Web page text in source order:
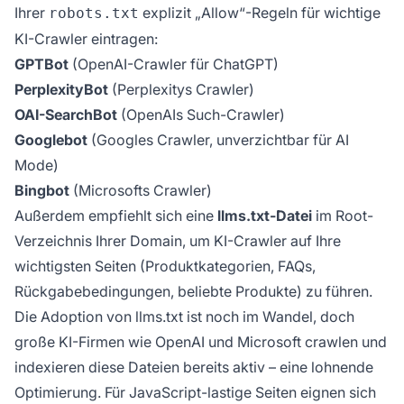
Ihrer robots.txt explizit „Allow“-Regeln für wichtige
KI-Crawler eintragen:
GPTBot (OpenAI-Crawler für ChatGPT)
PerplexityBot (Perplexitys Crawler)
OAI-SearchBot (OpenAIs Such-Crawler)
Googlebot (Googles Crawler, unverzichtbar für AI
Mode)
Bingbot (Microsofts Crawler)
Außerdem empfiehlt sich eine llms.txt-Datei im Root-
Verzeichnis Ihrer Domain, um KI-Crawler auf Ihre
wichtigsten Seiten (Produktkategorien, FAQs,
Rückgabebedingungen, beliebte Produkte) zu führen.
Die Adoption von llms.txt ist noch im Wandel, doch
große KI-Firmen wie OpenAI und Microsoft crawlen und
indexieren diese Dateien bereits aktiv – eine lohnende
Optimierung. Für JavaScript-lastige Seiten eignen sich